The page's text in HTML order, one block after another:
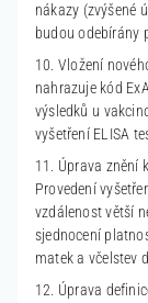
nákazy (zvýšené
budou odebírány
10. Vložení
nahrazuje kód
výsledků u
vyšetření ELISA
11. Úprava znění
Provedení
vzdálenost větší
sjednocení
matek a včelstev
12. Úprava